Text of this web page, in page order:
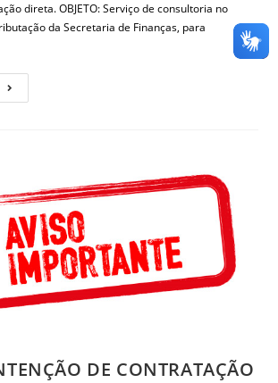
direta. OBJETO: Serviço de consultoria no
da Secretaria de Finanças, para
DE CONTRATAÇÃO